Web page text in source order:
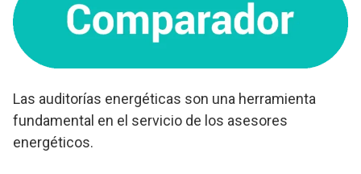
Las auditorías energéticas son una herramienta
fundamental en el servicio de los asesores
energéticos.